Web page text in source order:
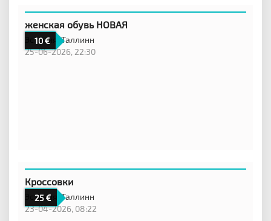
10
женская обувь НОВАЯ
Эстония,Таллинн
25-06-2026, 22:30
25
Кроссовки
Эстония,Таллинн
23-04-2026, 08:22